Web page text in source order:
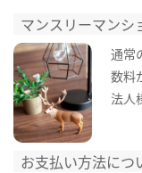
マンスリーマンシ
通常
数料
法人
お支払い方法につ